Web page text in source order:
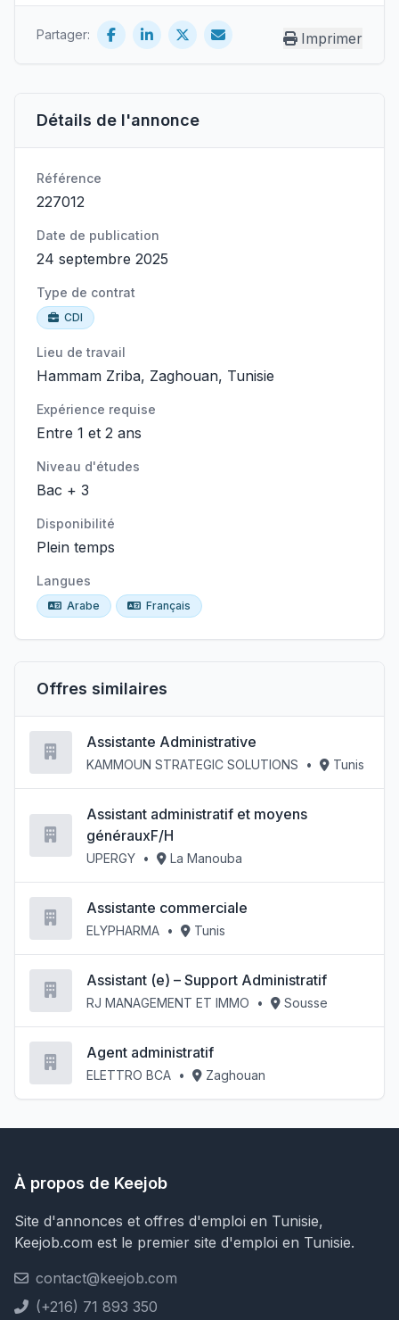
Détails de l'annonce
Référence
227012
Date de publication
24 septembre 2025
Type de contrat
CDI
Lieu de travail
Hammam Zriba, Zaghouan, Tunisie
Expérience requise
Entre 1 et 2 ans
Niveau d'études
Bac + 3
Disponibilité
Plein temps
Langues
Arabe Français
Offres similaires
Assistante Administrative
KAMMOUN STRATEGIC SOLUTIONS • Tunis
Assistant administratif et moyens
générauxF/H
UPERGY • La Manouba
Assistante commerciale
ELYPHARMA • Tunis
Assistant (e) – Support Administratif
RJ MANAGEMENT ET IMMO • Sousse
Agent administratif
ELETTRO BCA • Zaghouan
Partager: Imprimer
À propos de Keejob
Site d'annonces et offres d'emploi en Tunisie,
Keejob.com est le premier site d'emploi en Tunisie.
contact@keejob.com
(+216) 71 893 350